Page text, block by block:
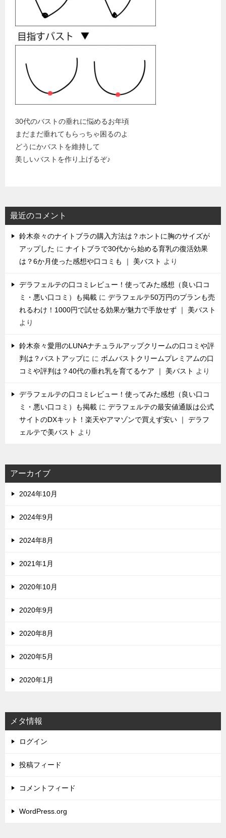
30代のバストの垂れに悩めるお年頃
まだまだ垂れてもらっちゃ困るのよ
どうにかバストを維持して
美しいバストを作り上げるぞ♪
最近のコメント
鈴木奈々のナイトブラの購入方法は？ホントに胸のサイズが
アップした に ナイトブラで30代から始める育乳の復活効果
は？6か月使った感想や口コミも ｜ 美バスト より
デラフェルテの口コミレビュー！使ってみた感想（良い口コ
ミ・悪い口コミ）も掲載 に デラフェルテ50万円のプランも売
れるわけ！1000円で試せる効果が魅力で手放せず ｜ 美バスト
より
鈴木奈々愛用のLUNAナチュラルアップクリームの口コミや評
判は？バストアップに に ボムバストクリームプレミアムの口
コミや評判は？40代の垂れ乳を育てるケア ｜ 美バスト より
デラフェルテの口コミレビュー！使ってみた感想（良い口コ
ミ・悪い口コミ）も掲載 に デラフェルテの最安値通販は公式
サイトのDXキット！楽天やアマゾンで買えず安い ｜ デラフ
ェルテで美バスト より
アーカイブ
2024年10月
2024年9月
2024年8月
2021年1月
2020年10月
2020年9月
2020年8月
2020年5月
2020年1月
メタ情報
ログイン
投稿フィード
コメントフィード
WordPress.org